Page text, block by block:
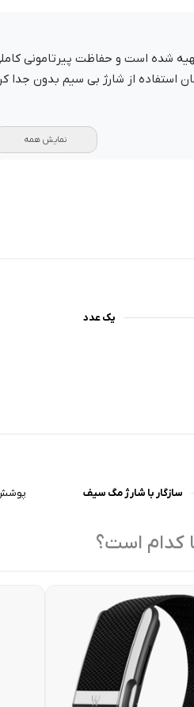
شده است و حفاظت پیرتامونی
استفاده از شارژ بی سیم بدون جدا
نمایش همه
یک عدد
سازگار با شارژ مگ سیف
کدام است؟